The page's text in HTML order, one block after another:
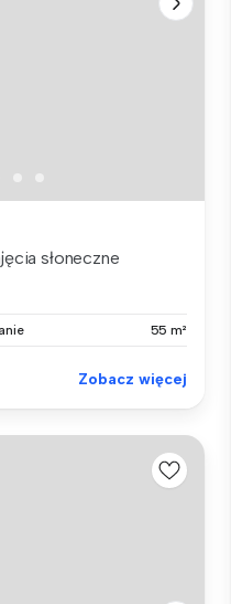
słoneczne
55 m²
Zobacz więcej